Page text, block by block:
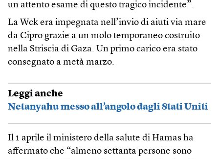
un attento esame di questo tragico incidente”.
La Wck era impegnata nell’invio di aiuti via mare
da Cipro grazie a un molo temporaneo costruito
nella Striscia di Gaza. Un primo carico era stato
consegnato a metà marzo.
Leggi anche
Netanyahu messo all’angolo dagli Stati Uniti
Il 1 aprile il ministero della salute di Hamas ha
affermato che “almeno settanta persone sono